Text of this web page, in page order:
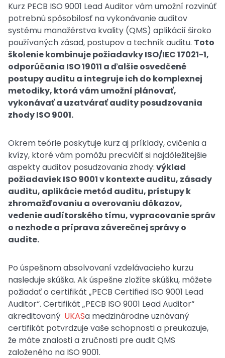
Kurz PECB ISO 9001 Lead Auditor vám umožní rozvinúť
potrebnú spôsobilosť na vykonávanie auditov
systému manažérstva kvality (QMS) aplikácií široko
používaných zásad, postupov a techník auditu. Toto
školenie kombinuje požiadavky ISO/IEC 17021-1,
odporúčania ISO 19011 a ďalšie osvedčené
postupy auditu a integruje ich do komplexnej
metodiky, ktorá vám umožní plánovať,
vykonávať a uzatvárať audity posudzovania
zhody ISO 9001.
Okrem teórie poskytuje kurz aj príklady, cvičenia a
kvízy, ktoré vám pomôžu precvičiť si najdôležitejšie
aspekty auditov posudzovania zhody:výklad
požiadaviek ISO 9001 v kontexte auditu, zásady
auditu, aplikácie metód auditu, prístupy k
zhromažďovaniu a overovaniu dôkazov,
vedenie audítorského tímu, vypracovanie správ
o nezhode a príprava záverečnej správy o
audite.
Po úspešnom absolvovaní vzdelávacieho kurzu
nasleduje skúška. Ak úspešne zložíte skúšku, môžete
požiadať o certifikát „PECB Certified ISO 9001 Lead
Auditor“. Certifikát „PECB ISO 9001 Lead Auditor“
akreditovaný UKASa medzinárodne uznávaný
certifikát potvrdzuje vaše schopnosti a preukazuje,
že máte znalosti a zručnosti pre audit QMS
založeného na ISO 9001.